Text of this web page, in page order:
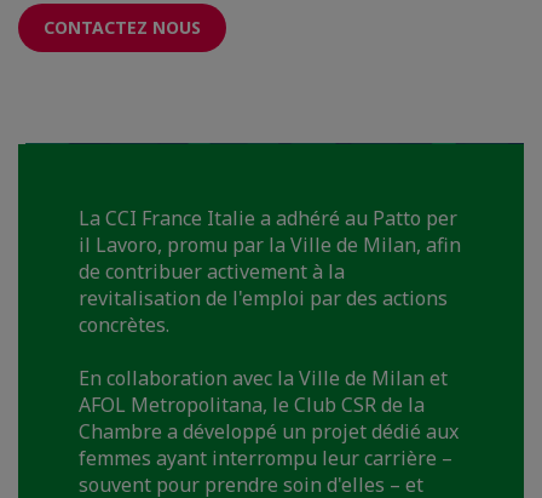
CONTACTEZ NOUS
La CCI France Italie a adhéré au Patto per
il Lavoro, promu par la Ville de Milan, afin
de contribuer activement à la
revitalisation de l'emploi par des actions
concrètes.
En collaboration avec la Ville de Milan et
AFOL Metropolitana, le Club CSR de la
Chambre a développé un projet dédié aux
femmes ayant interrompu leur carrière –
souvent pour prendre soin d'elles – et